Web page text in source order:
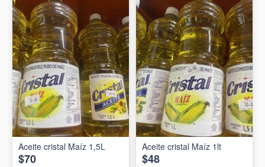
Aceite cristal Maíz 1,5L
$70
Aceite cristal Maíz 1lt
$48